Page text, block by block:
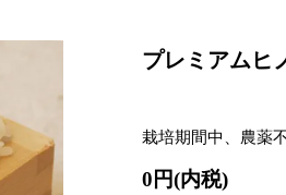
プレミアムヒ
栽培期間中、農薬
0円(内税)